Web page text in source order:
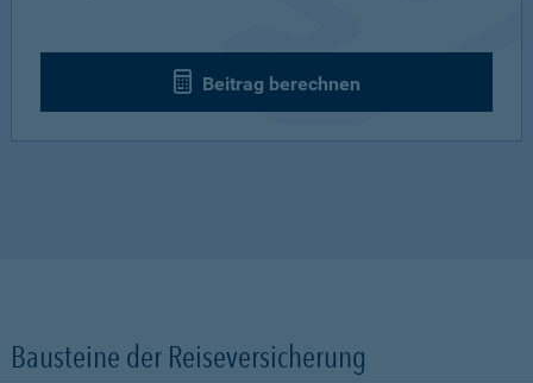
Beitrag berechnen
Bausteine der Reiseversicherung